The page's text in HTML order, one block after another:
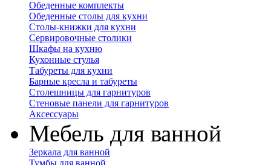
Обеденные комплекты
Обеденные столы для кухни
Столы-книжки для кухни
Сервировочные столики
Шкафы на кухню
Кухонные стулья
Табуреты для кухни
Барные кресла и табуреты
Столешницы для гарнитуров
Стеновые панели для гарнитуров
Аксессуары
Мебель для ванной
Зеркала для ванной
Тумбы для ванной